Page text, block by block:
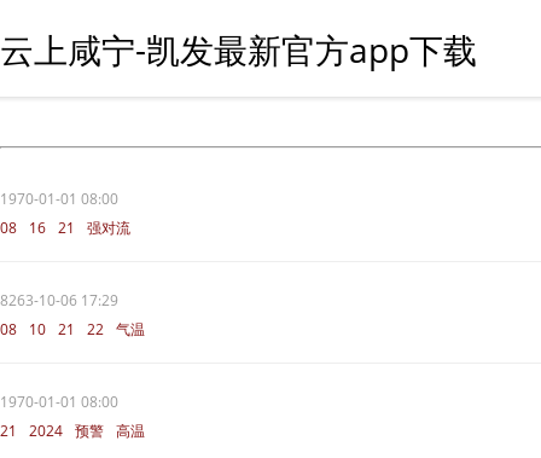
云上咸宁-凯发最新官方app下载
1970-01-01 08:00
08
16 21 强对流
8263-10-06 17:29
08
10 21 22 气温
1970-01-01 08:00
21
2024 预警 高温